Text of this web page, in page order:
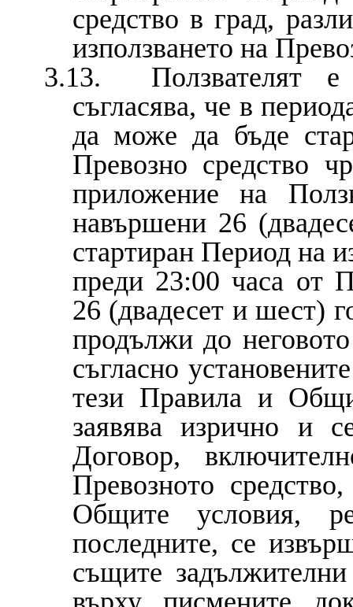
средство в град,
използването на
3.13. Ползвателят е
съгласява, че в
да може да бъде
Превозно средство
приложение на
навършени 26
стартиран Период на
преди 23:00 часа от
26 (двадесет и шест)
продължи до
съгласно
тези Правила и
заявява изрично и
Договор,
Превозното
Общите условия,
последните, се
същите